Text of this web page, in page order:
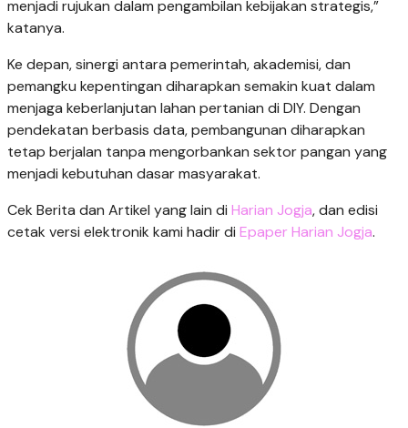
menjadi rujukan dalam pengambilan kebijakan strategis,”
katanya.
Ke depan, sinergi antara pemerintah, akademisi, dan
pemangku kepentingan diharapkan semakin kuat dalam
menjaga keberlanjutan lahan pertanian di DIY. Dengan
pendekatan berbasis data, pembangunan diharapkan
tetap berjalan tanpa mengorbankan sektor pangan yang
menjadi kebutuhan dasar masyarakat.
Cek Berita dan Artikel yang lain di Harian Jogja, dan edisi
cetak versi elektronik kami hadir di Epaper Harian Jogja.